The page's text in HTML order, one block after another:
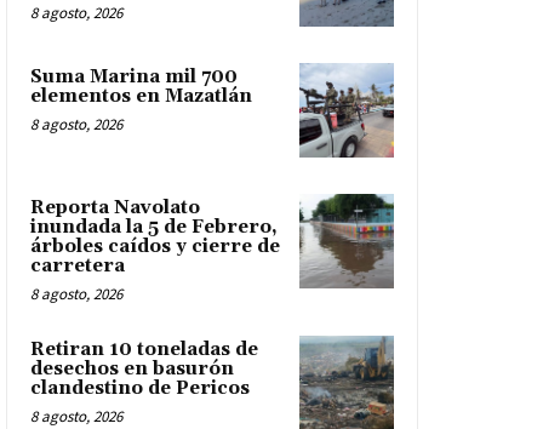
8 agosto, 2026
Suma Marina mil 700
elementos en Mazatlán
8 agosto, 2026
Reporta Navolato
inundada la 5 de Febrero,
árboles caídos y cierre de
carretera
8 agosto, 2026
Retiran 10 toneladas de
desechos en basurón
clandestino de Pericos
8 agosto, 2026